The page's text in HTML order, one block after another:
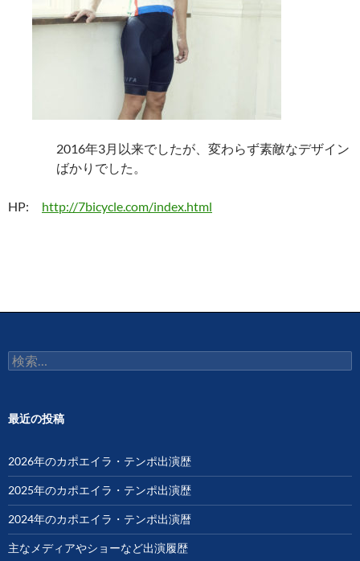
2016年3月以来でしたが、変わらず素敵なデザイン
ばかりでした。
HP: http://7bicycle.com/index.html
検
索:
最近の投稿
2026年のカポエイラ・テンポ出演歴
2025年のカポエイラ・テンポ出演歴
2024年のカポエイラ・テンポ出演暦
主なメディアやショーなど出演履歴